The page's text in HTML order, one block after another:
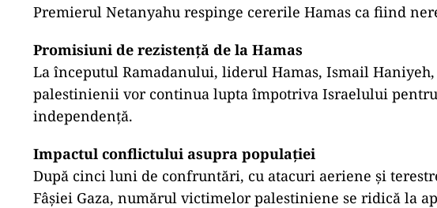
Premierul Netanyahu respinge cererile Hamas ca fiind
Promisiuni de rezistență de la Hamas
La începutul Ramadanului, liderul Hamas, Ismail Haniyeh,
palestinienii vor continua lupta împotriva Israelului
independență.
Impactul conflictului asupra populației
După cinci luni de confruntări, cu atacuri aeriene și
Fâșiei Gaza, numărul victimelor palestiniene se ridică la